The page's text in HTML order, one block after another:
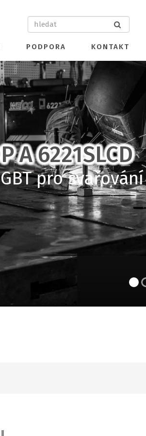
PODPORA KONTAKT
A 6221SLCD
pro svařování